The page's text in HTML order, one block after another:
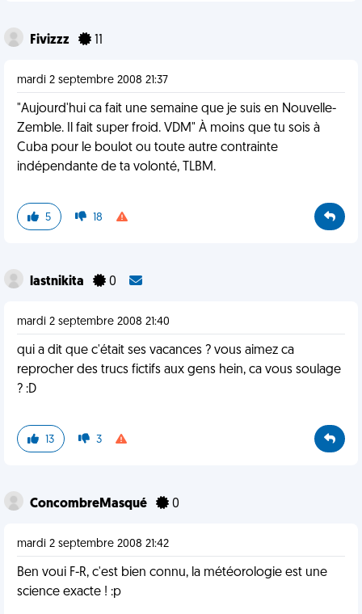
Fivizzz
mardi 2 septembre 2008 21:37
"Aujourd'hui ca fait une semaine que je suis en Nouvelle-
Zemble. Il fait super froid. VDM" À moins que tu sois à
Cuba pour le boulot ou toute autre contrainte
indépendante de ta volonté, TLBM.
5 18
lastnikita 0
mardi 2 septembre 2008 21:40
qui a dit que c'était ses vacances ? vous aimez ca
reprocher des trucs fictifs aux gens hein, ca vous soulage
? :D
13 3
ConcombreMasqué 0
mardi 2 septembre 2008 21:42
Ben voui F-R, c'est bien connu, la météorologie est une
science exacte ! :p